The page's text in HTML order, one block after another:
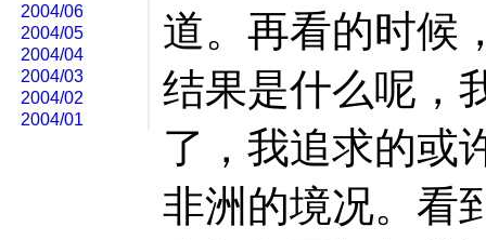
道。再看的时候
结果是什么呢，
了，我追求的或
非洲的境况。看
2004/06
2004/05
2004/04
2004/03
2004/02
2004/01